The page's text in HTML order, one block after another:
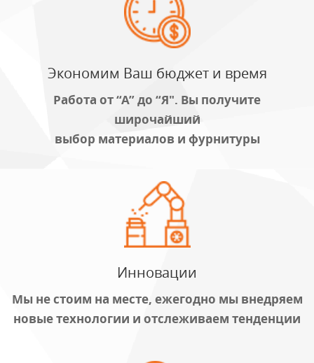
Экономим Ваш бюджет и время
Работа от “А” до “Я". Вы получите
широчайший
выбор материалов и фурнитуры
Инновации
Мы не стоим на месте, ежегодно мы внедряем
новые технологии и отслеживаем тенденции